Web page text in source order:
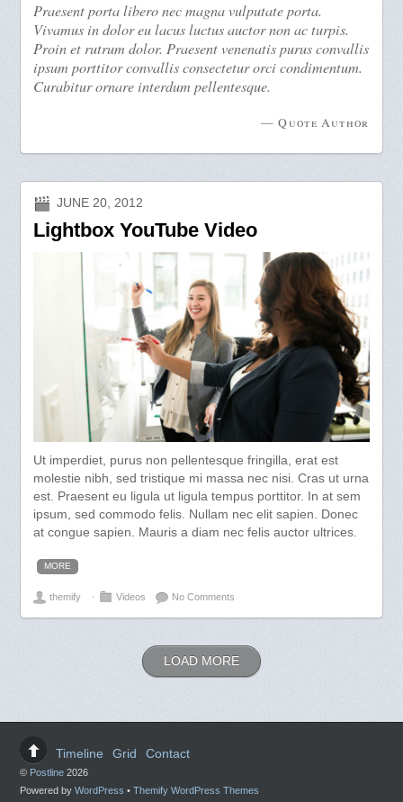
Praesent porta libero nec magna vulputate porta.
Vivamus in dolor eu lacus luctus auctor non ac turpis.
Proin et rutrum dolor. Praesent venenatis purus convallis
ipsum porttitor convallis consectetur orci condimentum.
Curabitur ornare interdum pellentesque.
— Quote Author
JUNE 20, 2012
Lightbox YouTube Video
Ut imperdiet, purus non pellentesque fringilla, erat est
molestie nibh, sed tristique mi massa nec nisi. Cras ut urna
est. Praesent eu ligula ut ligula tempus porttitor. In at sem
ipsum, sed commodo felis. Nullam nec elit sapien. Donec
at congue sapien. Mauris a diam nec felis auctor ultrices.
MORE
themify ⋅ Videos No Comments
LOAD MORE
Timeline Grid Contact
© Postline 2026
Powered byWordPress •Themify WordPress Themes